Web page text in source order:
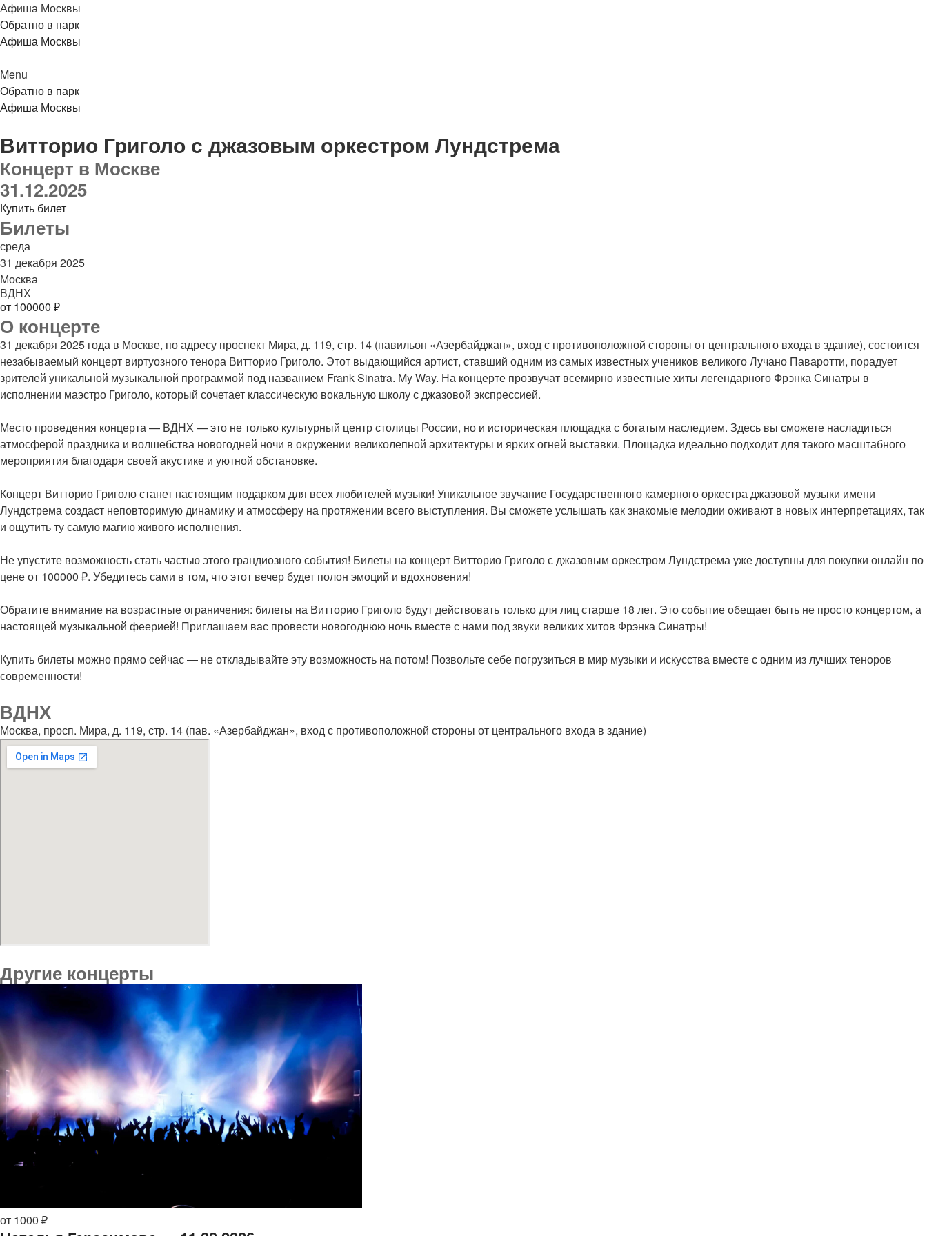
Афиша Москвы
Обратно в парк
Афиша Москвы
Menu
Обратно в парк
Афиша Москвы
Витторио Григоло с джазовым оркестром Лундстрема
Концерт в Москве
31.12.2025
Купить билет
Билеты
среда
31 декабря 2025
Москва
ВДНХ
от 100000 ₽
О концерте
31 декабря 2025 года в Москве, по адресу проспект Мира, д. 119, стр. 14 (павильон «Азербайджан», вход с противоположной стороны от центрального входа в здание), состоится
незабываемый концерт виртуозного тенора Витторио Григоло. Этот выдающийся артист, ставший одним из самых известных учеников великого Лучано Паваротти, порадует
зрителей уникальной музыкальной программой под названием Frank Sinatra. My Way. На концерте прозвучат всемирно известные хиты легендарного Фрэнка Синатры в
исполнении маэстро Григоло, который сочетает классическую вокальную школу с джазовой экспрессией.
Место проведения концерта — ВДНХ — это не только культурный центр столицы России, но и историческая площадка с богатым наследием. Здесь вы сможете насладиться
атмосферой праздника и волшебства новогодней ночи в окружении великолепной архитектуры и ярких огней выставки. Площадка идеально подходит для такого масштабного
мероприятия благодаря своей акустике и уютной обстановке.
Концерт Витторио Григоло станет настоящим подарком для всех любителей музыки! Уникальное звучание Государственного камерного оркестра джазовой музыки имени
Лундстрема создаст неповторимую динамику и атмосферу на протяжении всего выступления. Вы сможете услышать как знакомые мелодии оживают в новых интерпретациях, так
и ощутить ту самую магию живого исполнения.
Не упустите возможность стать частью этого грандиозного события! Билеты на концерт Витторио Григоло с джазовым оркестром Лундстрема уже доступны для покупки онлайн по
цене от 100000 ₽. Убедитесь сами в том, что этот вечер будет полон эмоций и вдохновения!
Обратите внимание на возрастные ограничения: билеты на Витторио Григоло будут действовать только для лиц старше 18 лет. Это событие обещает быть не просто концертом, а
настоящей музыкальной феерией! Приглашаем вас провести новогоднюю ночь вместе с нами под звуки великих хитов Фрэнка Синатры!
Купить билеты можно прямо сейчас — не откладывайте эту возможность на потом! Позвольте себе погрузиться в мир музыки и искусства вместе с одним из лучших теноров
современности!
ВДНХ
Москва, просп. Мира, д. 119, стр. 14 (пав. «Азербайджан», вход с противоположной стороны от центрального входа в здание)
Другие концерты
от 1000 ₽